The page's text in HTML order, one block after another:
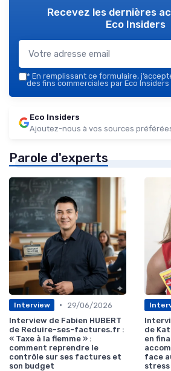
Recevez les dernières
Eco Insiders
* En remplissant ce formulaire,
des fins commerciales par Eco
Eco Insiders
Ajoutez-nous à vos sources
Parole d'experts
Interview •
29/06/2026
Interview de Fabien HUBERT
de Reduire-ses-factures.fr :
« Taxe à la flemme » :
comment reprendre le
contrôle sur ses factures et
son budget
de
en
face